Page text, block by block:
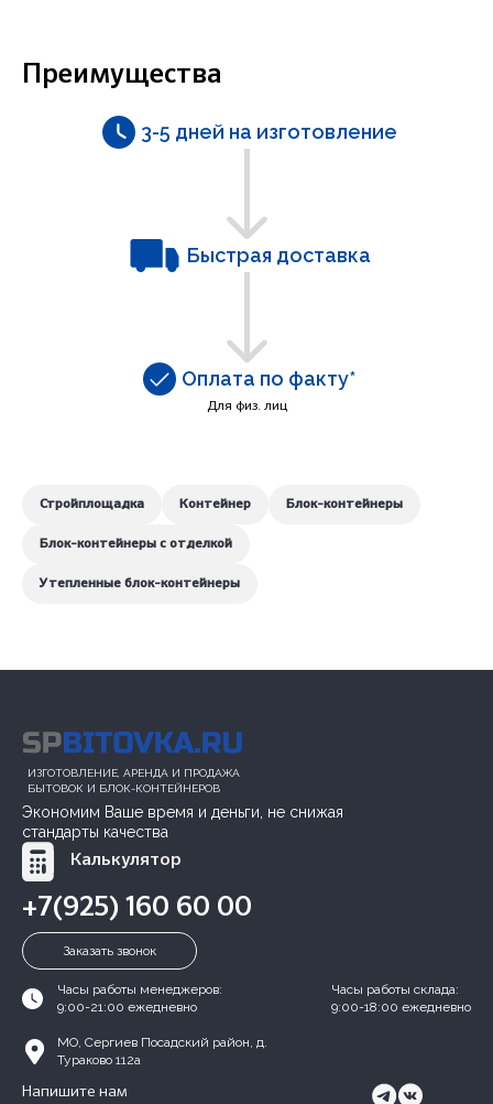
Преимущества
3-5 дней на изготовление
Быстрая доставка
Оплата по факту*
Для физ. лиц
Стройплощадка Контейнер Блок-контейнеры
Блок-контейнеры с отделкой
Утепленные блок-контейнеры
ИЗГОТОВЛЕНИЕ, АРЕНДА И ПРОДАЖА
БЫТОВОК И БЛОК-КОНТЕЙНЕРОВ
Экономим Ваше время и деньги, не снижая
стандарты качества
Калькулятор
+7(925) 160 60 00
Заказать звонок
Часы работы менеджеров:
9:00-21:00 ежедневно
Часы работы склада:
9:00-18:00 ежедневно
МО, Сергиев Посадский район, д.
Тураково 112а
Напишите нам